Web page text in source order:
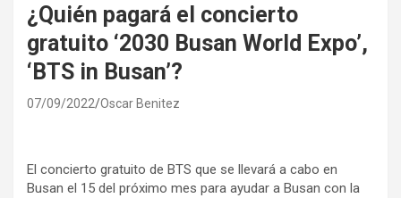
¿Quién pagará el concierto
gratuito ‘2030 Busan World Expo’,
‘BTS in Busan’?
07/09/2022 Oscar Benitez
El concierto gratuito de BTS que se llevará a cabo en
Busan el 15 del próximo mes para ayudar a Busan con la